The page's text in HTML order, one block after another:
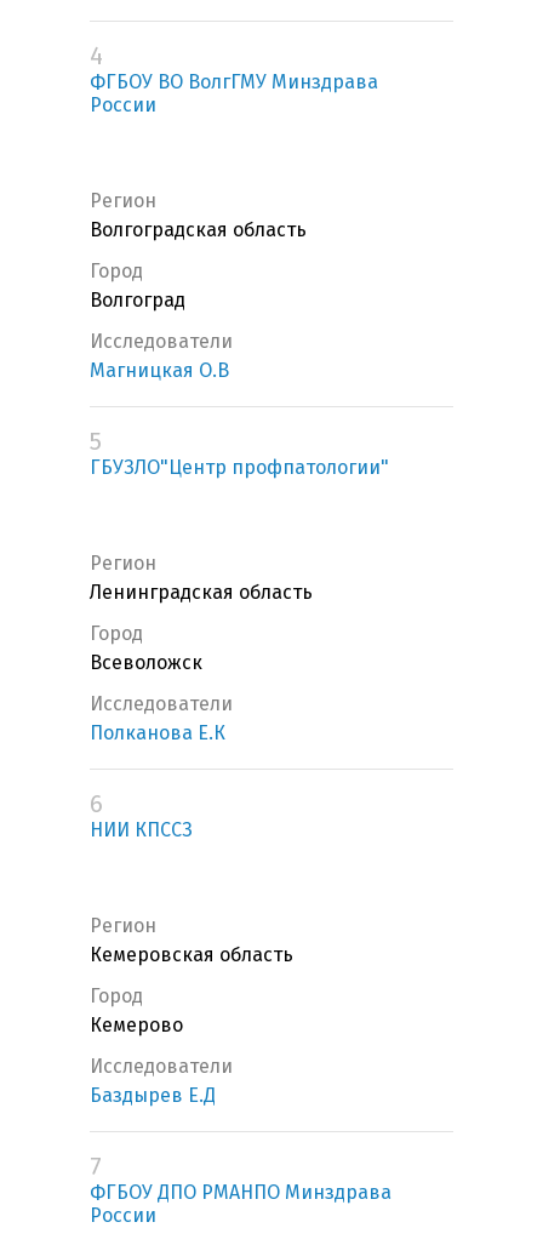
4
ФГБОУ ВО ВолгГМУ Минздрава
России
Регион
Волгоградская область
Город
Волгоград
Исследователи
Магницкая О.В
5
ГБУЗЛО"Центр профпатологии"
Регион
Ленинградская область
Город
Всеволожск
Исследователи
Полканова Е.К
6
НИИ КПССЗ
Регион
Кемеровская область
Город
Кемерово
Исследователи
Баздырев Е.Д
7
ФГБОУ ДПО РМАНПО Минздрава
России